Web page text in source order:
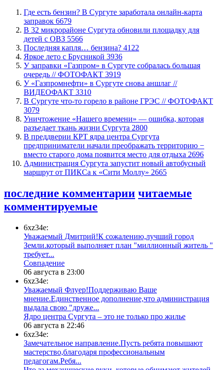
​Где есть бензин? В Сургуте заработала онлайн-карта
заправок 6679
В 32 микрорайоне Сургута обновили площадку для
детей с ОВЗ 5566
​Последняя капля… бензина? 4122
Яркое лето с Брусникой 3936
​У заправки «Газпром» в Сургуте собралась большая
очередь // ФОТОФАКТ 3919
У «Газпромнефти» в Сургуте снова аншлаг //
ВИДЕОФАКТ 3310
​В Сургуте что-то горело в районе ГРЭС // ФОТОФАКТ
3079
​Уничтожение «Нашего времени» — ошибка, которая
разъедает ткань жизни Сургута 2800
​В преддверии КРТ ядра центра Сургута
предприниматели начали преображать территорию −
вместо старого дома появится место для отдыха 2696
​Администрация Сургута запустит новый автобусный
маршрут от ПИКСа к «Сити Моллу» 2665
последние комментарии читаемые
комментируемые
6xz34e:
Уважаемый Дмитрий!К сожалению,лучший город
Земли.который выполняет план "миллионный житель "
требует...
​Совпадение
06 августа в 23:00
6xz34e:
Уважаемый Флуер!Поддерживаю Ваше
мнение.Единственное дополнение,что администрация
выдала свою "друже...
​Ядро центра Сургута ‒ это не только про жилье
06 августа в 22:46
6xz34e:
Замечательное направление.Пусть ребята повышают
мастерство,благодаря профессиональным
педагогам.Ребя...